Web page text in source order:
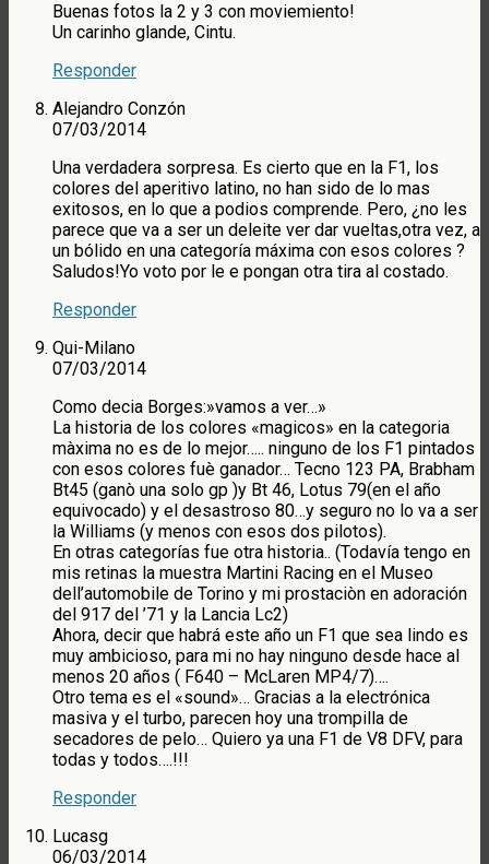
Buenas fotos la 2 y 3 con moviemiento!
Un carinho glande, Cintu.
Responder
Alejandro Conzón
07/03/2014
Una verdadera sorpresa. Es cierto que en la F1, los
colores del aperitivo latino, no han sido de lo mas
exitosos, en lo que a podios comprende. Pero, ¿no les
parece que va a ser un deleite ver dar vueltas,otra vez, a
un bólido en una categoría máxima con esos colores ?
Saludos!Yo voto por le e pongan otra tira al costado.
Responder
Qui-Milano
07/03/2014
Como decia Borges:»vamos a ver…»
La historia de los colores «magicos» en la categoria
màxima no es de lo mejor….. ninguno de los F1 pintados
con esos colores fuè ganador… Tecno 123 PA, Brabham
Bt45 (ganò una solo gp )y Bt 46, Lotus 79(en el año
equivocado) y el desastroso 80…y seguro no lo va a ser
la Williams (y menos con esos dos pilotos).
En otras categorías fue otra historia.. (Todavía tengo en
mis retinas la muestra Martini Racing en el Museo
dell’automobile de Torino y mi prostaciòn en adoración
del 917 del ’71 y la Lancia Lc2)
Ahora, decir que habrá este año un F1 que sea lindo es
muy ambicioso, para mi no hay ninguno desde hace al
menos 20 años ( F640 – McLaren MP4/7)….
Otro tema es el «sound»… Gracias a la electrónica
masiva y el turbo, parecen hoy una trompilla de
secadores de pelo… Quiero ya una F1 de V8 DFV, para
todas y todos….!!!
Responder
Lucasg
06/03/2014